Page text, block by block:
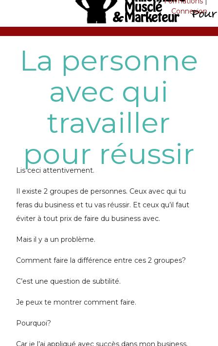
Connexion
La personne
avec qui
travailler
pour réussir
Lis ceci attentivement.
Il existe 2 groupes de personnes. Ceux avec qui tu
feras du business et tu vas réussir. Et ceux qu’il faut
éviter à tout prix de faire du business avec.
Mais il y a un problème.
Comment faire la différence entre ces 2 groupes?
C’est une question de subtilité.
Je peux te montrer comment faire.
Pourquoi?
Car je l’ai appliqué avec succès dans mon business.